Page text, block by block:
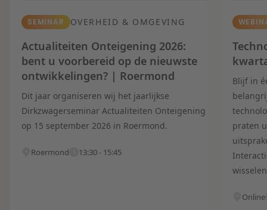
SEMINAR OVERHEID & OMGEVING
Actualiteiten Onteigening 2026:
bent u voorbereid op de nieuwste
ontwikkelingen? | Roermond
Dit jaar organiseren wij het jaarlijkse
Dirkzwagerseminar Actualiteiten Onteigening
op 15 september 2026 in Roermond.
Roermond 13:30 - 15:45
Blijf in
praten
Online